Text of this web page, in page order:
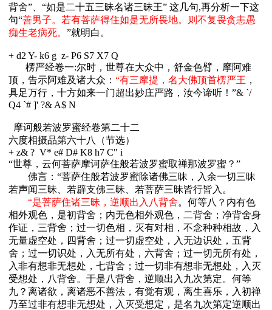
背舍”、“如是二十五三昧名诸三昧王” 这几句,再分析一下这
句“善男子。若有菩萨得住如是无所畏地。则不复畏贪恚愚
痴生老病死。 ”就明白。
+ d2 Y- k6 g z- P6 S7 X7 Q
楞严经卷一:尔时，世尊在大众中，舒金色臂，摩阿难
顶，告示阿难及诸大众： “有三摩提，名大佛顶首楞严王 ，
具足万行，十方如来一门超出妙庄严路，汝今谛听！”& `/
Q4 `# ]' ?& A$ N
摩诃般若波罗蜜经卷第二十二
六度相摄品第六十八（节选）
+ z& ? V* e# D# K8 h7 C" i
“世尊，云何菩萨摩诃萨住般若波罗蜜取禅那波罗蜜？”
佛言：“菩萨住般若波罗蜜除诸佛三昧，入余一切三昧
若声闻三昧、若辟支佛三昧、若菩萨三昧皆行皆入。
“是菩萨住诸三昧，逆顺出入八背舍。何等八？内有色
相外观色，是初背舍；内无色相外观色，二背舍；净背舍身
作证，三背舍；过一切色相，灭有对相，不念种种相故，入
无量虚空处，四背舍；过一切虚空处，入无边识处，五背
舍；过一切识处，入无所有处，六背舍；过一切无所有处，
入非有想非无想处，七背舍；过一切非有想非无想处，入灭
受想处，八背舍。于是八背舍，逆顺出入九次第定。何等
九？离诸欲，离诸恶不善法，有觉有观，离生喜乐，入初禅
乃至过非有想非无想处，入灭受想定，是名九次第定逆顺出